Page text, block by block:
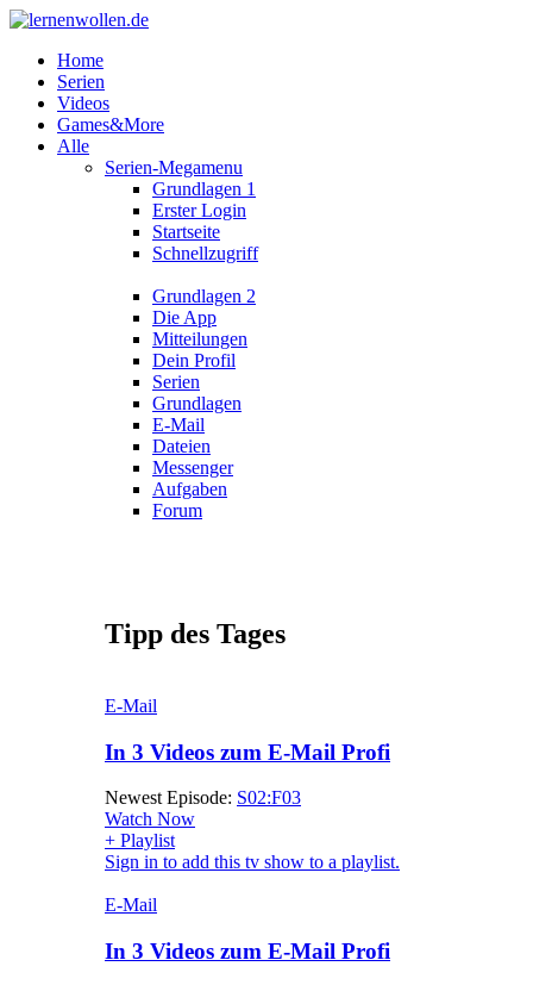
Home
Serien
Videos
Games&More
Alle
Serien-Megamenu
Grundlagen 1
Erster Login
Startseite
Schnellzugriff
Grundlagen 2
Die App
Mitteilungen
Dein Profil
Serien
Grundlagen
E-Mail
Dateien
Messenger
Aufgaben
Forum
Tipp des Tages
E-Mail
In 3 Videos zum E-Mail Profi
Newest Episode: S02:F03
Watch Now
+ Playlist
Sign in to add this tv show to a playlist.
E-Mail
In 3 Videos zum E-Mail Profi